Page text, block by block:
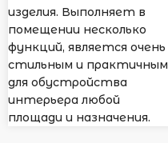
изделия. Выполняет в
помещении несколько
функций, является очень
стильным и практичным
для обустройства
интерьера любой
площади и назначения.